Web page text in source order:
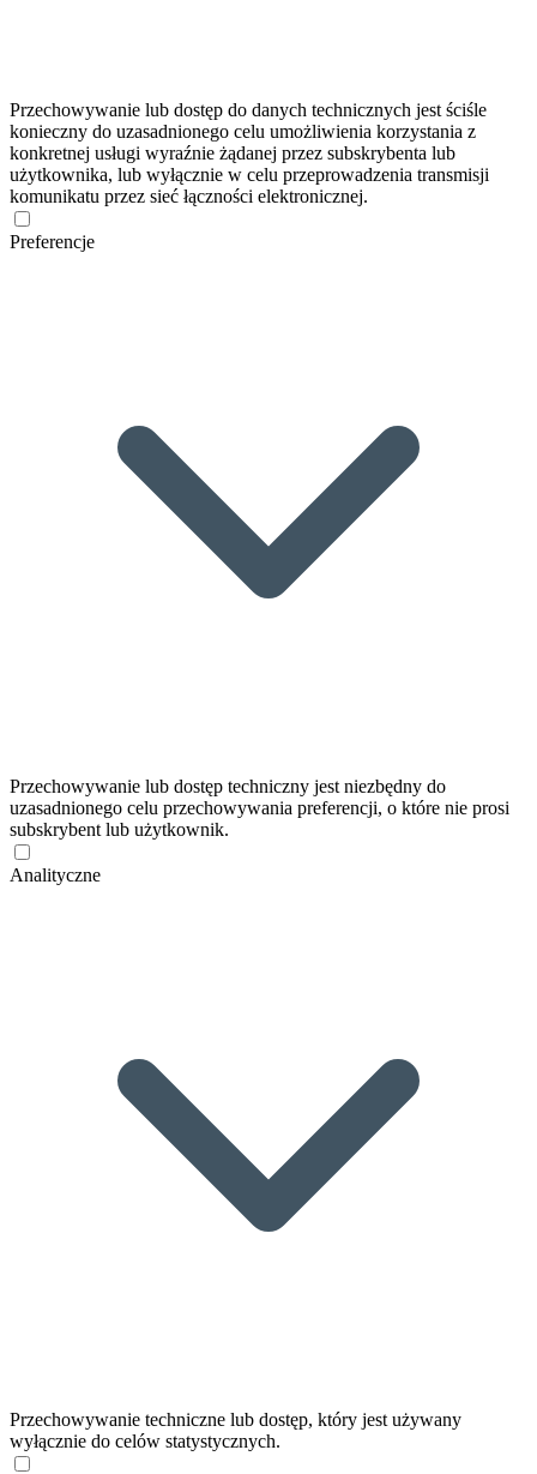
Przechowywanie lub dostęp do danych technicznych jest ściśle
konieczny do uzasadnionego celu umożliwienia korzystania z
konkretnej usługi wyraźnie żądanej przez subskrybenta lub
użytkownika, lub wyłącznie w celu przeprowadzenia transmisji
komunikatu przez sieć łączności elektronicznej.
Preferencje
Przechowywanie lub dostęp techniczny jest niezbędny do
uzasadnionego celu przechowywania preferencji, o które nie prosi
subskrybent lub użytkownik.
Analityczne
Przechowywanie techniczne lub dostęp, który jest używany
wyłącznie do celów statystycznych.